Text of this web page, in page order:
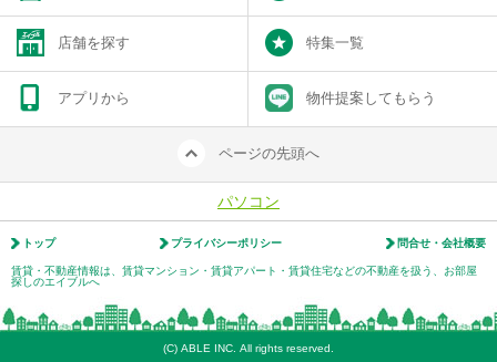
店舗を探す 特集一覧
アプリから 物件提案してもらう
ページの先頭へ
パソコン
トップ プライバシーポリシー 問合せ・会社概要
賃貸・不動産情報は、賃貸マンション・賃貸アパート・賃貸住宅などの不動産を扱う、お部屋
探しのエイブルへ
(C) ABLE INC. All rights reserved.